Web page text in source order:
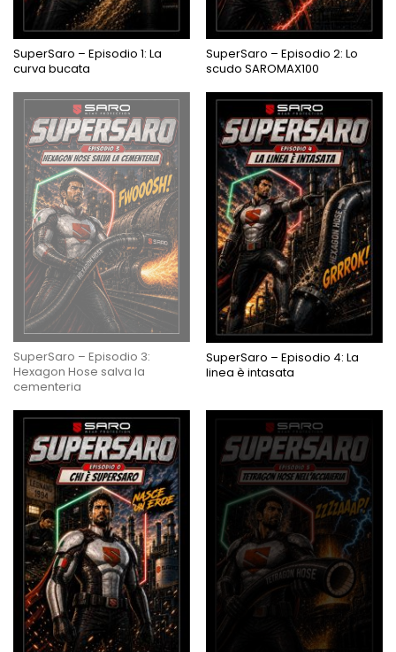
SuperSaro – Episodio 1: La
curva bucata
SuperSaro – Episodio 2: Lo
scudo SAROMAX100
SuperSaro – Episodio 3:
Hexagon Hose salva la
cementeria
SuperSaro – Episodio 4: La
linea è intasata